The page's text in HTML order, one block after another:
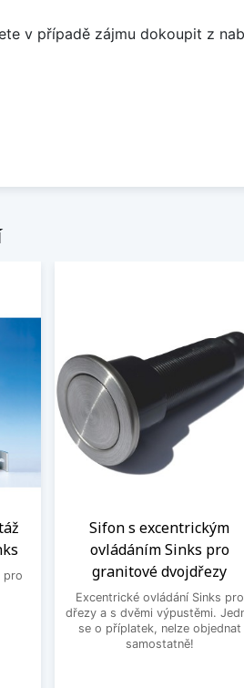
v případě zájmu dokoupit z
pro
Sifon s excentrickým
ovládáním Sinks pro
granitové dvojdřezy
Excentrické ovládání Sinks pro
dřezy a s dvěmi výpustěmi.
se o příplatek, nelze objednat
samostatně!